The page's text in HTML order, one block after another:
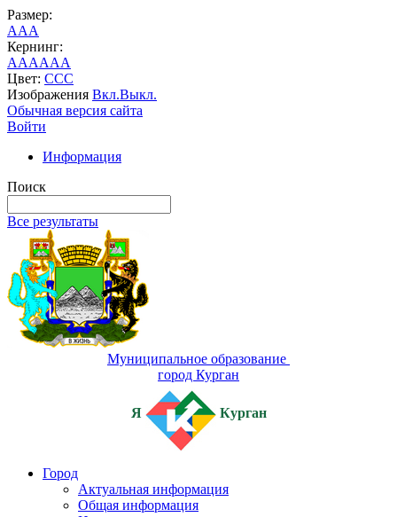
Размер:
AAA
Кернинг:
AAAAAA
Цвет: CCC
Изображения Вкл.Выкл.
Обычная версия сайта
Войти
Информация
Поиск
Все результаты
Муниципальное образование
город Курган
Я Курган
Город
Актуальная информация
Общая информация